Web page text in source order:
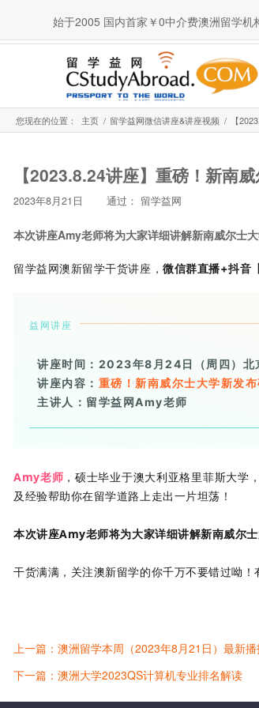
始于2005 国内首家￥0中介费澳洲留学机
您现在的位置： 主页 / 留学益网微信讲座&讲座视频 / 【
【2023.8.24讲座】重磅！新南
2023年8月21日 通过： 留学益网
本次讲座Amy老师将为大家详细讲解新南威尔士
留学益网澳新留学干货讲座，微信群直播+抖音
益网讲座
讲座时间：2023年8月24日（周四）
讲座内容： 重磅！新南威尔士大学新发
主讲人：留学益网Amy老师
Amy老师 ，硕士毕业于澳大利亚格里菲斯大
及经验帮助你在留学道路上走出一片坦荡！
本次讲座Amy老师将为大家详细讲解新南威尔
干货满满，关注澳新留学的你千万不要错过呦
上一篇：澳洲留学本周（2023年8月21日）最新播
下一篇：澳洲大学2023QS计算机专业排名解读